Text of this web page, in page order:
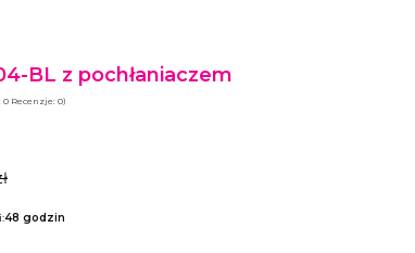
BL z pochłaniaczem
0 Recenzje: 0)
48 godzin